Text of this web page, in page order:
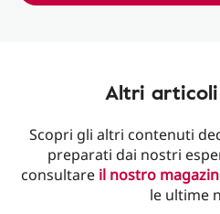
Altri
Scopri gli altri contenuti
preparati dai nostri
consultare il nostro
le ultime